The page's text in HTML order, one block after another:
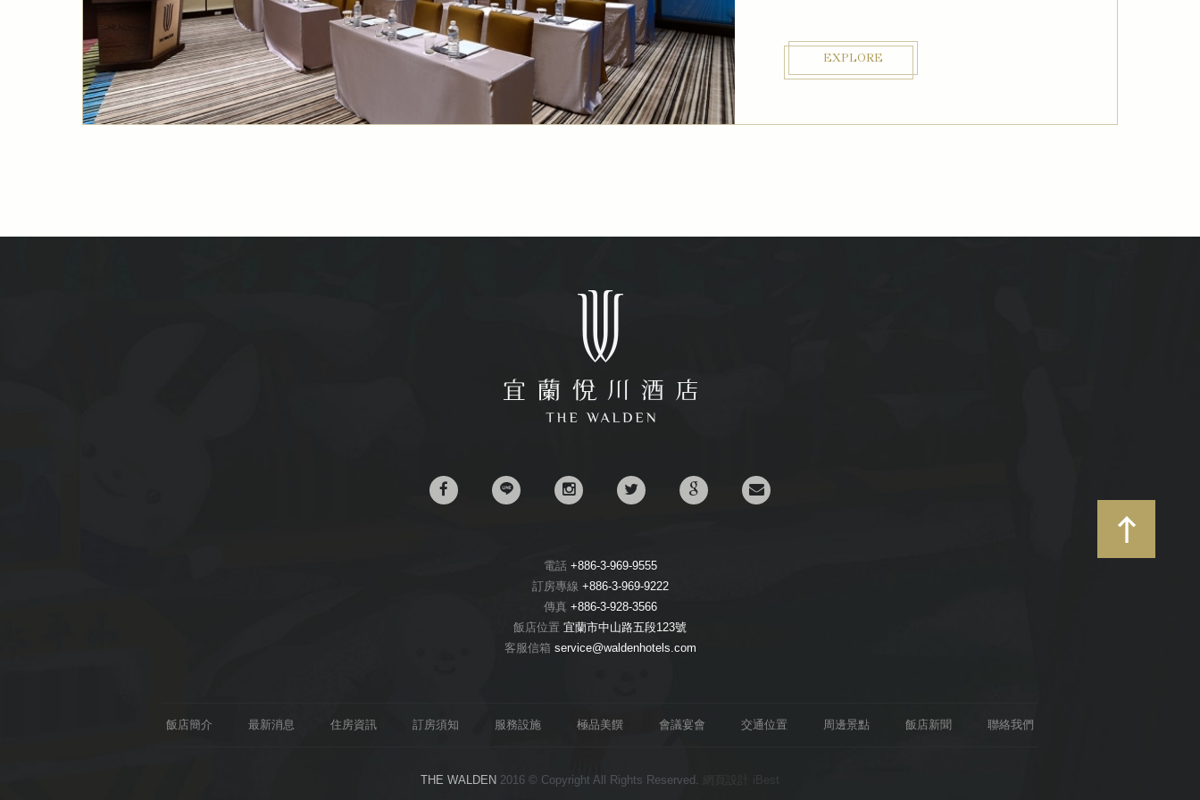
EXPLORE
電話 +886-3-969-9555
訂房專線 +886-3-969-9222
傳真 +886-3-928-3566
飯店位置 宜蘭市中山路五段123號
客服信箱 service@waldenhotels.com
飯店簡介 最新消息 住房資訊 訂房須知 服務設施 極品美饌 會議宴會 交通位置 周邊景點 飯店新聞 聯絡我們
THE WALDEN 2016 © Copyright All Rights Reserved. iBest